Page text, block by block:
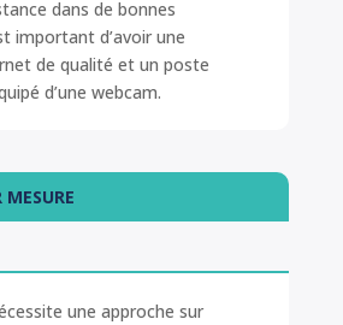
dans de bonnes
important d’avoir une
de qualité et un poste
d’une webcam.
une approche sur